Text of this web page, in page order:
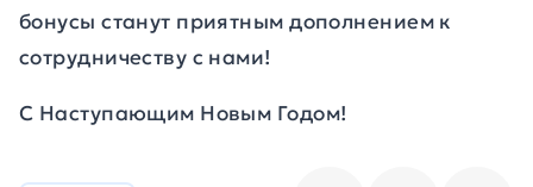
бонусы станут приятным дополнением к
сотрудничеству с нами!
С Наступающим Новым Годом!